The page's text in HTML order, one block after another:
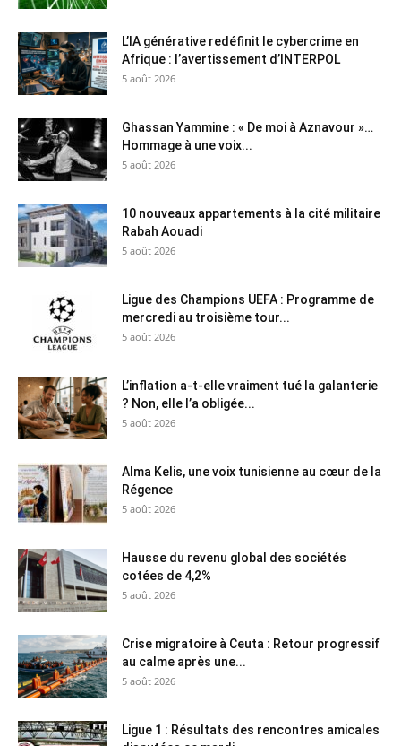
L’IA générative redéfinit le cybercrime en
Afrique : l’avertissement d’INTERPOL
5 août 2026
Ghassan Yammine : « De moi à Aznavour »…
Hommage à une voix...
5 août 2026
10 nouveaux appartements à la cité militaire
Rabah Aouadi
5 août 2026
Ligue des Champions UEFA : Programme de
mercredi au troisième tour...
5 août 2026
L’inflation a-t-elle vraiment tué la galanterie
? Non, elle l’a obligée...
5 août 2026
Alma Kelis, une voix tunisienne au cœur de la
Régence
5 août 2026
Hausse du revenu global des sociétés
cotées de 4,2%
5 août 2026
Crise migratoire à Ceuta : Retour progressif
au calme après une...
5 août 2026
Ligue 1 : Résultats des rencontres amicales